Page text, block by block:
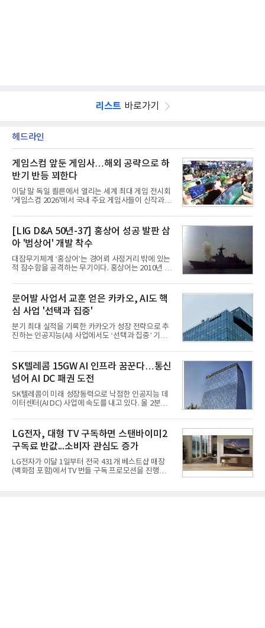
리스트 바로가기
헤드라인
게임스컴 앞둔 게임사…해외 공략으로 하
반기 반등 꾀한다
이달 말 독일 쾰른에서 열리는 세계 최대 게임 전시회
'게임스컴 2026'에서 국내 주요 게임사들이 신작과 글
체별로 엇갈린 가운데 하반기 신작 흥행과 해외 시장
성과가 실적을 좌우할 핵심 변수로 떠오르고 있다.8일
업계에 따르면 올해 상반기 게임업계는 기업별 성적
표가 크게 갈렸다. 대표적으로 크래프톤은 'PUBG: 배
틀그라운드'의 안정적인 성장에 힘입어 상반기 연결
기준 매출 2조6616억원, 영업이익 9725억원으로 역
대 최대 실적을 기록했다. 엔씨도 올해 출시한 '아이온
동기 대
[LIG D&A 50년-37] 홍상어 성공 발판 삼
아 '범상어' 개발 착수
대잠무기체계 ‘홍상어’는 경어뢰 사정거리 밖에 있는
적 잠수함을 공격하는 무기이다. 홍상어는 2010년 넥
이뤄졌다. 이후 2012년 한국형 구축함(KDX-1) 이상
의 함정에 실전 배치됐다.그해 7월 해군은 동해상에서
성능 검증을 위해 홍상어 시험발사를 실시했다. 이때
홍상어가 목표 지점에서 입수한 후 표적을 타격하지
못하고 물속에서 멈춰버리는 예상 밖의 일이 벌어졌
다. 2차 품질확인 사격 시험에서도 만족스러운 결과를
얻지 못했다. 완벽한 신뢰성 확보를 위해 LIG넥스원은
분야를
문어발 사업서 교훈 얻은 카카오, AI도 핵
심 사업 '선택과 집중'
분기 최대 실적을 기록한 카카오가 성장 전략으로 추
진하는 인공지능(AI) 사업에서도 ‘선택과 집중’ 기조
라 투자에 나서는 것과 달리, 카카오는 ‘카카오톡’이
라는 플랫폼 경쟁력을 활용한 AI 에이전트 서비스에
집중하는 전략이다. 과거 무리한 사업 확장 과정에서
겪었던 시행착오를 되풀이하지 않고 핵심 역량에 집
중하겠다는 취지로 풀이된다.7일 업계에 따르면 카카
오는 올해 2분기 연결 기준 매출 2조985억원, 영업이
익 2770억원을 기록했다. 전년 동기 대비 매출과 영업
은 4884억
SK텔레콤 15GW AI 인프라 꿈꾼다…통신
넘어 AI DC 패권 도전
SK텔레콤이 미래 성장동력으로 낙점한 인공지능 데
이터센터(AI DC) 사업에 속도를 내고 있다. 올 2분기
는 2035년까지 총 15GW(기가와트) 규모의 AI DC를
구축하겠다는 대형 청사진을 제시하면서다. 이에 따
라 경쟁 구도 역시 이동통신사인 KT, LG유플러스를
넘어 네이버, 삼성SDS 등 IT 인프라 기업으로 확장되
고 있다.7일 SK텔레콤에 따르면 회사는 올해 2분기
연결 기준 매출 4조 3591억원, 영업이익 5660억원을
기록했다. 매출은 전년 동기 대비 0.5%, 영업이익은
LG전자, 대형 TV 구독하면 스탠바이미2
구독료 반값...소비자 관심도 증가
LG전자가 이달 1일부터 전국 431개 베스트샵 매장
(백화점 포함)에서 TV 번들 구독 프로모션을 진행하고